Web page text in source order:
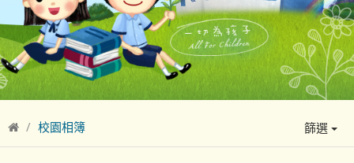
校園相簿 篩選